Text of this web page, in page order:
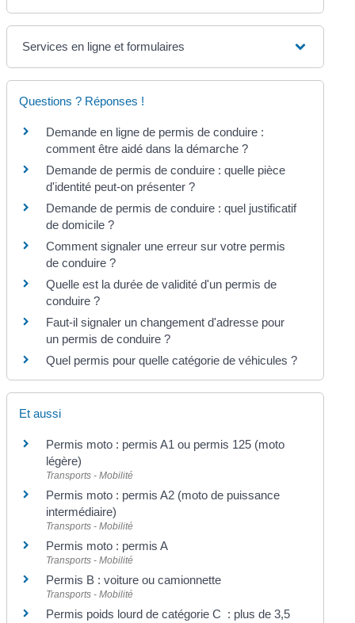
Services en ligne et formulaires
Questions ? Réponses !
Demande en ligne de permis de conduire :
comment être aidé dans la démarche ?
Demande de permis de conduire : quelle pièce
d'identité peut-on présenter ?
Demande de permis de conduire : quel justificatif
de domicile ?
Comment signaler une erreur sur votre permis
de conduire ?
Quelle est la durée de validité d'un permis de
conduire ?
Faut-il signaler un changement d'adresse pour
un permis de conduire ?
Quel permis pour quelle catégorie de véhicules ?
Et aussi
Permis moto : permis A1 ou permis 125 (moto
légère)
Transports - Mobilité
Permis moto : permis A2 (moto de puissance
intermédiaire)
Transports - Mobilité
Permis moto : permis A
Transports - Mobilité
Permis B : voiture ou camionnette
Transports - Mobilité
Permis poids lourd de catégorie C : plus de 3,5